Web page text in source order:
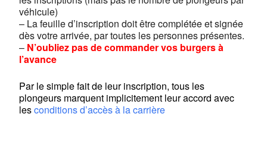
véhicule)
– La feuille d’inscription doit être complétée et signée
dès votre arrivée, par toutes les personnes présentes.
– N’oubliez pas de commander vos burgers à
l’avance
Par le simple fait de leur inscription, tous les
plongeurs marquent implicitement leur accord avec
lesconditions d’accès à la carrière